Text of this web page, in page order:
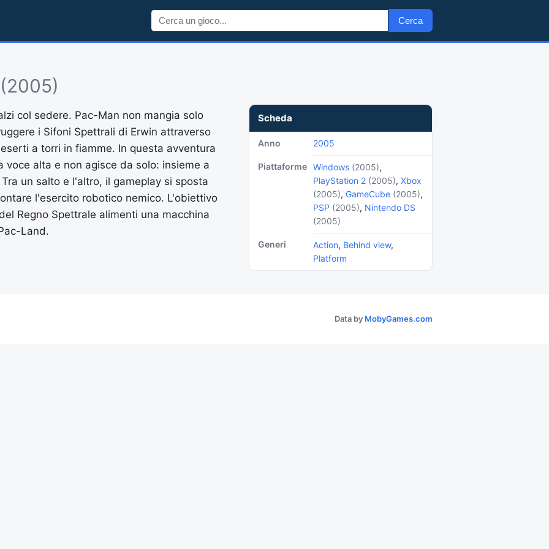
Cerca
(2005)
Scheda
Anno 2005
Piattaforme Windows (2005),
PlayStation 2 (2005), Xbox
(2005), GameCube (2005),
PSP (2005), Nintendo DS
(2005)
Generi Action, Behind view,
Platform
col sedere. Pac-Man non mangia solo
i Sifoni Spettrali di Erwin attraverso
a torri in fiamme. In questa avventura
voce alta e non agisce da solo: insieme a
un salto e l'altro, il gameplay si sposta
l'esercito robotico nemico. L'obiettivo
Regno Spettrale alimenti una macchina
Land.
Data by MobyGames.com